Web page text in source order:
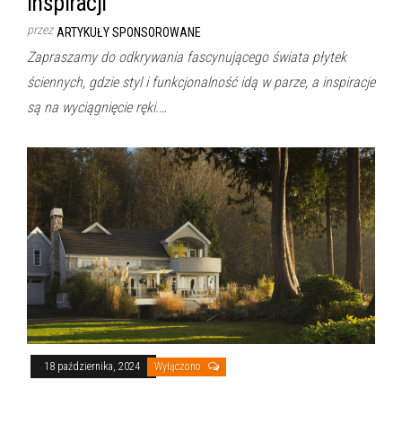
przez ARTYKUŁY SPONSOROWANE
Zapraszamy do odkrywania fascynującego świata płytek
ściennych, gdzie styl i funkcjonalność idą w parze, a inspiracje
są na wyciągnięcie ręki.…
18 października, 2024 Wyłączono